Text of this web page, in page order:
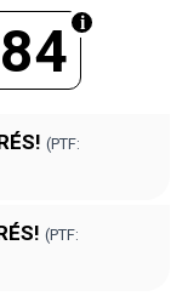
(PTF:
(PTF: